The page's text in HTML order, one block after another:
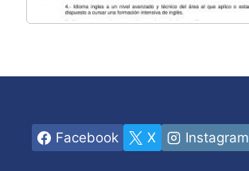
Facebook X Instagram